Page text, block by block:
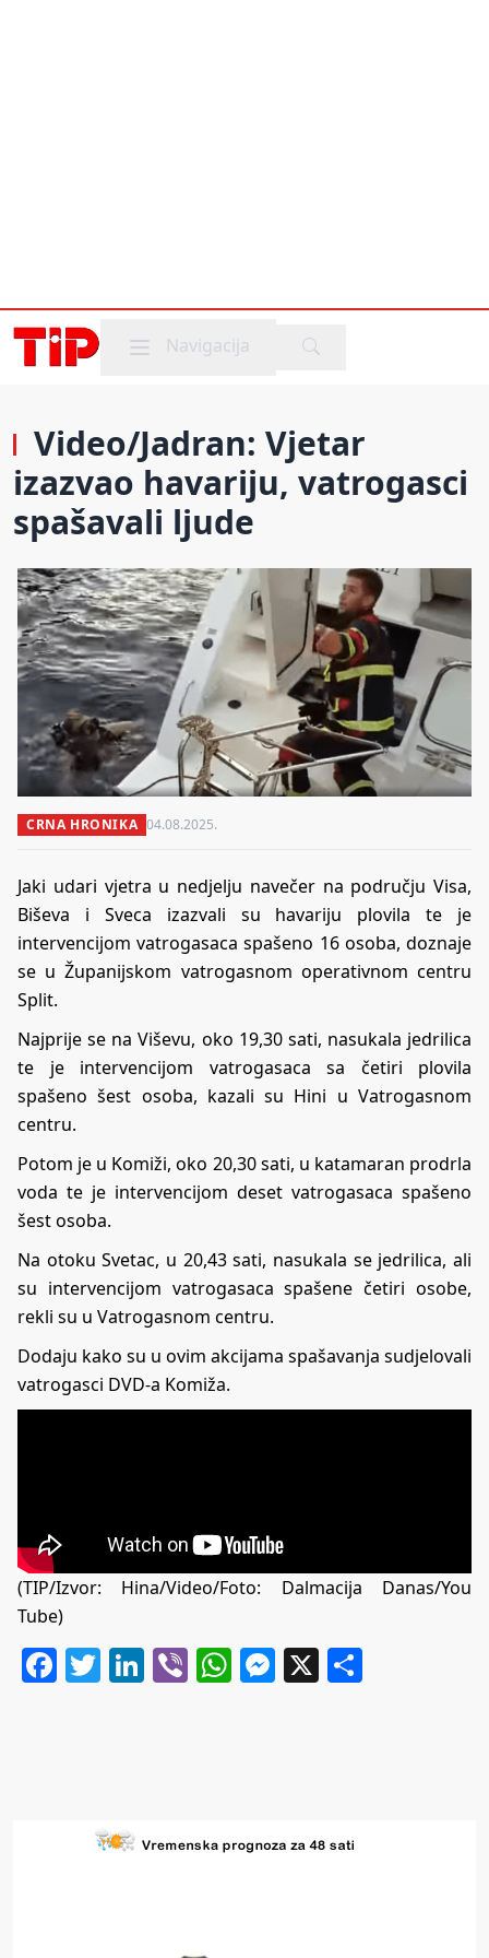
Mobile menu
Navigacija
Video/Jadran: Vjetar
izazvao havariju, vatrogasci
spašavali ljude
CRNA HRONIKA 04.08.2025.
Jaki udari vjetra u nedjelju navečer na području Visa,
Biševa i Sveca izazvali su havariju plovila te je
intervencijom vatrogasaca spašeno 16 osoba, doznaje
se u Županijskom vatrogasnom operativnom centru
Split.
Najprije se na Viševu, oko 19,30 sati, nasukala jedrilica
te je intervencijom vatrogasaca sa četiri plovila
spašeno šest osoba, kazali su Hini u Vatrogasnom
centru.
Potom je u Komiži, oko 20,30 sati, u katamaran prodrla
voda te je intervencijom deset vatrogasaca spašeno
šest osoba.
Na otoku Svetac, u 20,43 sati, nasukala se jedrilica, ali
su intervencijom vatrogasaca spašene četiri osobe,
rekli su u Vatrogasnom centru.
Dodaju kako su u ovim akcijama spašavanja sudjelovali
vatrogasci DVD-a Komiža.
(TIP/Izvor: Hina/Video/Foto: Dalmacija Danas/You
Tube)
Facebook
Twitter
LinkedIn
ViberWhatsApp
Messenger
X